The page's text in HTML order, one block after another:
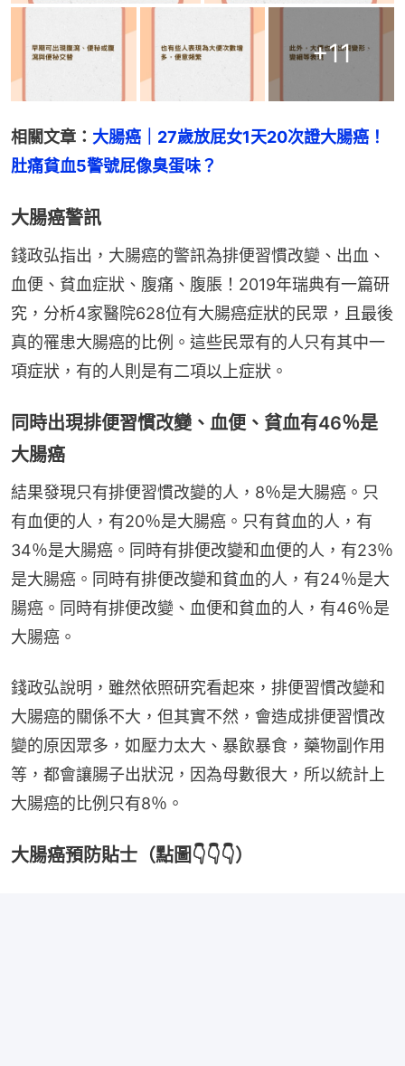
+11
相關文章： 大腸癌｜27歲放屁女1天20次證大腸癌！
肚痛貧血5警號屁像臭蛋味？
大腸癌警訊
錢政弘指出，大腸癌的警訊為排便習慣改變、出血、
血便、貧血症狀、腹痛、腹脹！2019年瑞典有一篇研
究，分析4家醫院628位有大腸癌症狀的民眾，且最後
真的罹患大腸癌的比例。這些民眾有的人只有其中一
項症狀，有的人則是有二項以上症狀。
同時出現排便習慣改變、血便、貧血有46％是
大腸癌
結果發現只有排便習慣改變的人，8％是大腸癌。只
有血便的人，有20％是大腸癌。只有貧血的人，有
34％是大腸癌。同時有排便改變和血便的人，有23％
是大腸癌。同時有排便改變和貧血的人，有24％是大
腸癌。同時有排便改變、血便和貧血的人，有46％是
大腸癌。
錢政弘說明，雖然依照研究看起來，排便習慣改變和
大腸癌的關係不大，但其實不然，會造成排便習慣改
變的原因眾多，如壓力太大、暴飲暴食，藥物副作用
等，都會讓腸子出狀況，因為母數很大，所以統計上
大腸癌的比例只有8％。
大腸癌預防貼士（點圖👇👇👇）